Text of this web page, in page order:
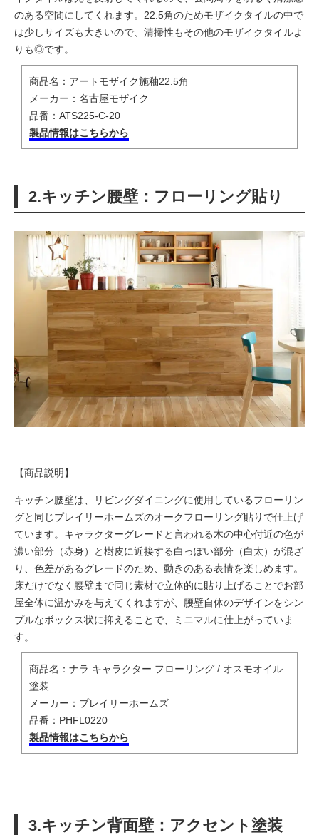
のある空間にしてくれます。22.5角のためモザイクタイルの中で
は少しサイズも大きいので、清掃性もその他のモザイクタイルよ
りも◎です。
商品名：アートモザイク施釉22.5角
メーカー：名古屋モザイク
品番：ATS225-C-20
製品情報はこちらから
2.キッチン腰壁：フローリング貼り
【商品説明】
キッチン腰壁は、リビングダイニングに使用しているフローリン
グと同じプレイリーホームズのオークフローリング貼りで仕上げ
ています。キャラクターグレードと言われる木の中心付近の色が
濃い部分（赤身）と樹皮に近接する白っぽい部分（白太）が混ざ
り、色差があるグレードのため、動きのある表情を楽しめます。
床だけでなく腰壁まで同じ素材で立体的に貼り上げることでお部
屋全体に温かみを与えてくれますが、腰壁自体のデザインをシン
プルなボックス状に抑えることで、ミニマルに仕上がっていま
す。
商品名：ナラ キャラクター フローリング / オスモオイル
塗装
メーカー：プレイリーホームズ
品番：PHFL0220
製品情報はこちらから
3.キッチン背面壁：アクセント塗装